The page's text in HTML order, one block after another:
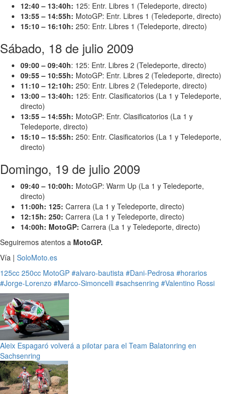
12:40 – 13:40h: 125: Entr. Libres 1 (Teledeporte, directo)
13:55 – 14:55h: MotoGP: Entr. Libres 1 (Teledeporte, directo)
15:10 – 16:10h: 250: Entr. Libres 1 (Teledeporte, directo)
Sábado, 18 de julio 2009
09:00 – 09:40h: 125: Entr. Libres 2 (Teledeporte, directo)
09:55 – 10:55h: MotoGP: Entr. Libres 2 (Teledeporte, directo)
11:10 – 12:10h: 250: Entr. Libres 2 (Teledeporte, directo)
13:00 – 13:40h: 125: Entr. Clasificatorios (La 1 y Teledeporte,
directo)
13:55 – 14:55h: MotoGP: Entr. Clasificatorios (La 1 y
Teledeporte, directo)
15:10 – 15:55h: 250: Entr. Clasificatorios (La 1 y Teledeporte,
directo)
Domingo, 19 de julio 2009
09:40 – 10:00h: MotoGP: Warm Up (La 1 y Teledeporte,
directo)
11:00h: 125: Carrera (La 1 y Teledeporte, directo)
12:15h: 250: Carrera (La 1 y Teledeporte, directo)
14:00h: MotoGP: Carrera (La 1 y Teledeporte, directo)
Seguiremos atentos a MotoGP.
Vía | SoloMoto.es
125cc 250cc MotoGP #alvaro-bautista #Dani-Pedrosa #horarios
#Jorge-Lorenzo #Marco-Simoncelli #sachsenring #Valentino Rossi
Aleix Espagaró volverá a pilotar para el Team Balatonring en
Sachsenring